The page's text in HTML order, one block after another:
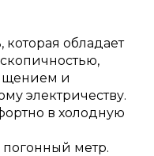
которая обладает
и
электричеству.
в холодную
погонный метр.